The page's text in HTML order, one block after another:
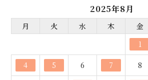
2025年8月
月 火 水 木 金
1
4 5 6 7 8